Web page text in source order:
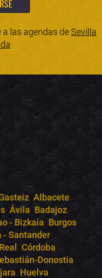
las agendas deSevilla
Albacete
Ávila Badajoz
- Bizkaia Burgos
- Santander
Córdoba
Donostia
Huelva
conciertos